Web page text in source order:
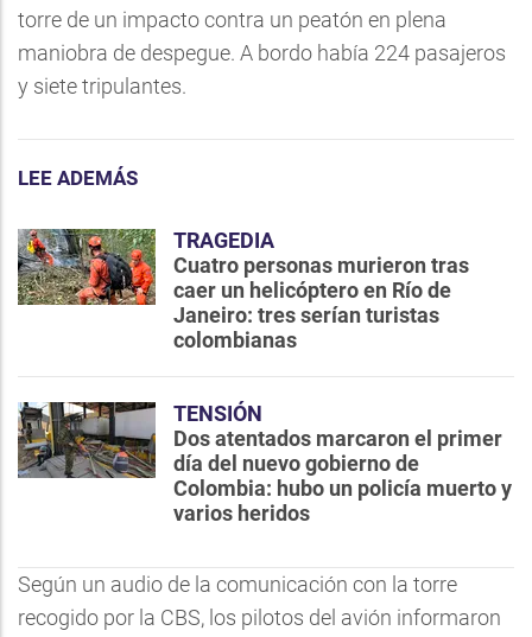
torre de un impacto contra un peatón en plena
maniobra de despegue. A bordo había 224 pasajeros
y siete tripulantes.
LEE ADEMÁS
TRAGEDIA
Cuatro personas murieron tras
caer un helicóptero en Río de
Janeiro: tres serían turistas
colombianas
TENSIÓN
Dos atentados marcaron el primer
día del nuevo gobierno de
Colombia: hubo un policía muerto y
varios heridos
Según un audio de la comunicación con la torre
recogido por la CBS, los pilotos del avión informaron